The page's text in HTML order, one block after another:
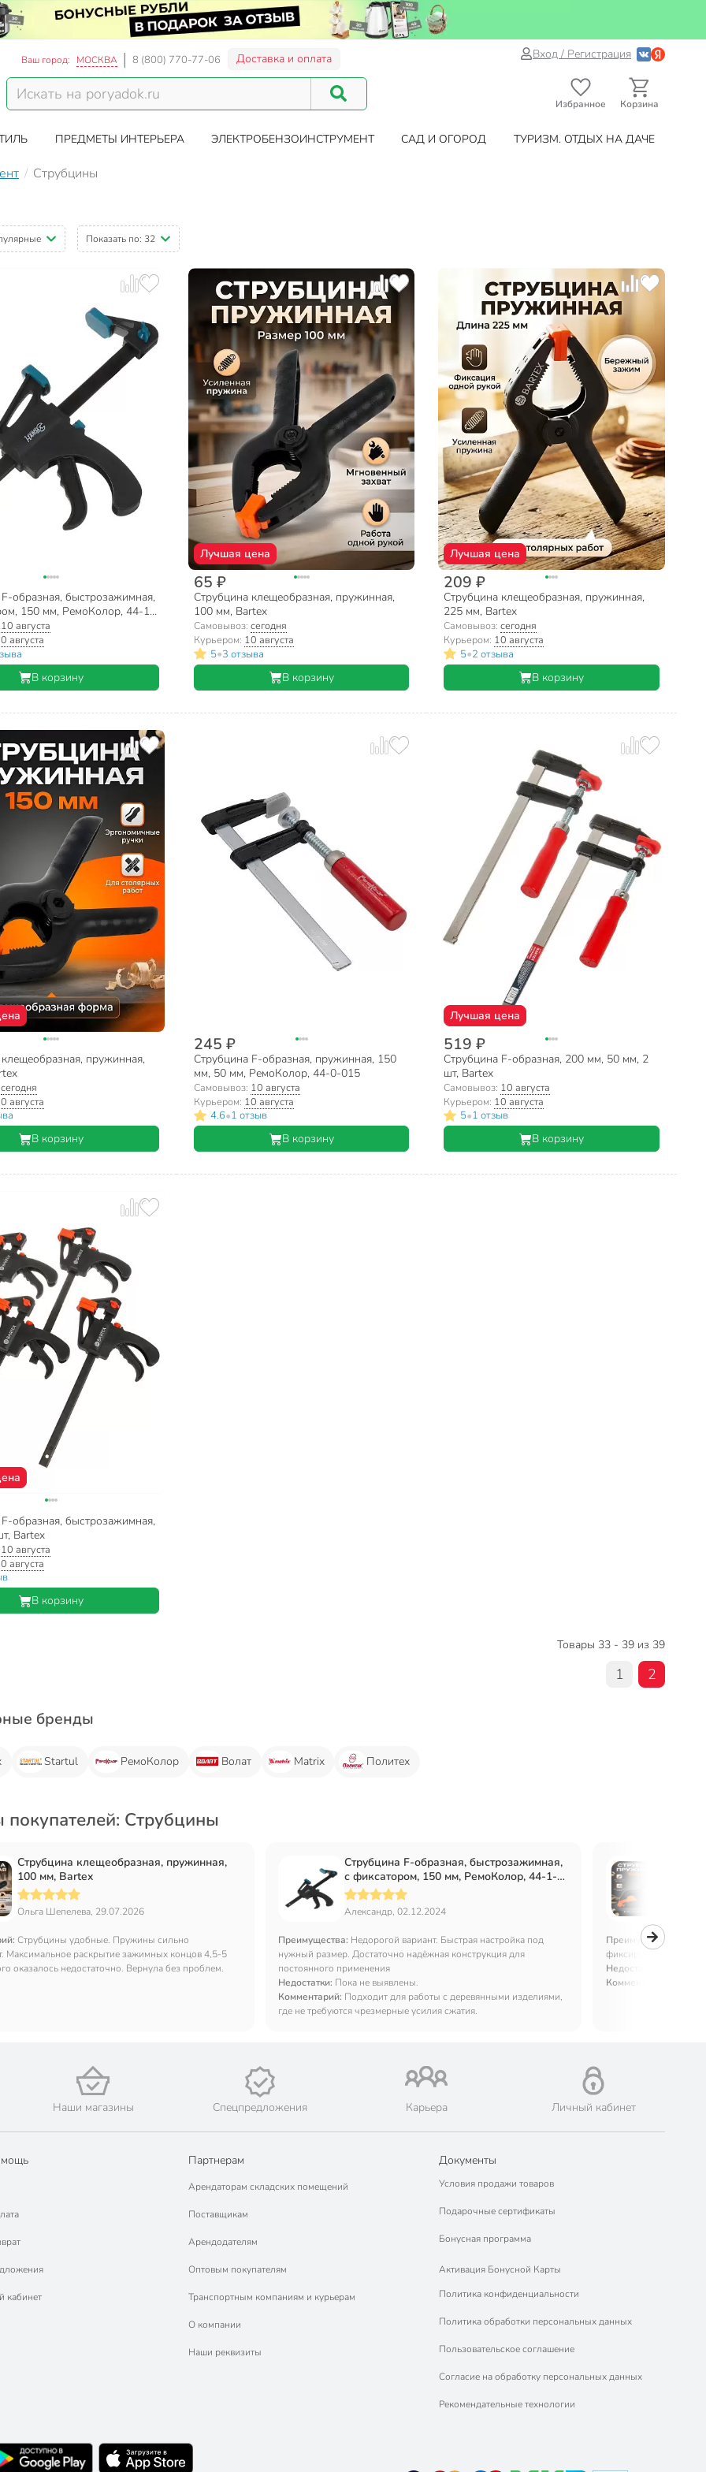
Ваш город: МОСКВА 8 (800) 770-77-06 Доставка и оплата Вход / Регистрация
Избранное Корзина
ПРЕДМЕТЫ ИНТЕРЬЕРА ЭЛЕКТРОБЕНЗОИНСТРУМЕНТ САД И ОГОРОД ТУРИЗМ. ОТДЫХ НА ДАЧЕ
Струбцины
Показать по: 32
образная, быстрозажимная,
150 мм, РемоКолор, 44-1-
10 августа
августа
В корзину
Лучшая цена
65 ₽
Струбцина клещеобразная, пружинная,
100 мм, Bartex
Самовывоз: сегодня
Курьером: 10 августа
5•3 отзыва
В корзину
Лучшая цена
209 ₽
Струбцина клещеобразная, пружинная,
225 мм, Bartex
Самовывоз:сегодня
Курьером: 10 августа
5•2 отзыва
В корзину
пружинная,
сегодня
августа
В корзину
245 ₽
Струбцина F-образная, пружинная, 150
мм, 50 мм, РемоКолор, 44-0-015
Самовывоз: 10 августа
Курьером: 10 августа
4.6•1 отзыв
В корзину
Лучшая цена
519 ₽
Струбцина F-образная, 200 мм, 50 мм, 2
шт, Bartex
Самовывоз: 10 августа
Курьером: 10 августа
5•1 отзыв
В корзину
образная, быстрозажимная,
Bartex
10 августа
августа
В корзину
Товары 33 - 39 из 39
1 2
бренды
Startul РемоКолор Волат Matrix Политех
Струбцины
Струбцина клещеобразная, пружинная,
100 мм, Bartex
Ольга Шепелева, 29.07.2026
Струбцины удобные. Пружины сильно
Максимальное раскрытие зажимных концов 4,5-5
оказалось недостаточно. Вернула без проблем.
Струбцина F-образная, быстрозажимная,
с фиксатором, 150 мм, РемоКолор, 44-1-
315
Александр, 02.12.2024
Преимущества: Недорогой вариант. Быстрая настройка под
нужный размер. Достаточно надёжная конструкция для
постоянного применения
Недостатки: Пока не выявлены.
Комментарий: Подходит для работы с деревянными изделиями,
где не требуются чрезмерные усилия сжатия.
Преимущества:
фиксируют
Недостатки:
Комментарий:
Наши магазины Спецпредложения Карьера Личный кабинет
кабинет
Партнерам
Арендаторам складских помещений
Поставщикам
Арендодателям
Оптовым покупателям
Транспортным компаниям и курьерам
О компании
Наши реквизиты
Документы
Условия продажи товаров
Подарочные сертификаты
Бонусная программа
Активация Бонусной Карты
Политика конфиденциальности
Политика обработки персональных данных
Пользовательское соглашение
Согласие на обработку персональных данных
Рекомендательные технологии